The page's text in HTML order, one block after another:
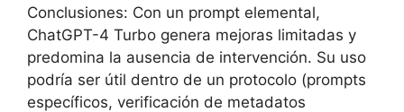
Conclusiones: Con un prompt elemental,
ChatGPT-4 Turbo genera mejoras limitadas y
predomina la ausencia de intervención. Su uso
podría ser útil dentro de un protocolo (prompts
específicos, verificación de metadatos